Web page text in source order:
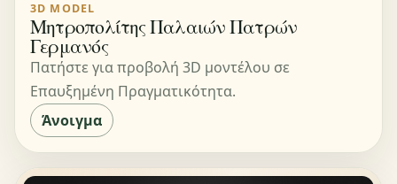
3D MODEL
Μητροπολίτης Παλαιών Πατρών
Γερμανός
Πατήστε για προβολή 3D μοντέλου σε
Επαυξημένη Πραγματικότητα.
Άνοιγμα